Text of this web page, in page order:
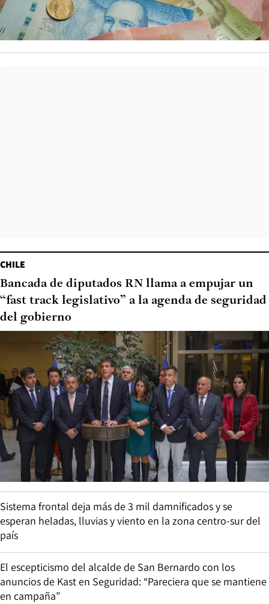
CHILE
Bancada de diputados RN llama a empujar un
“fast track legislativo” a la agenda de seguridad
del gobierno
Sistema frontal deja más de 3 mil damnificados y se
esperan heladas, lluvias y viento en la zona centro-sur del
país
El escepticismo del alcalde de San Bernardo con los
anuncios de Kast en Seguridad: “Pareciera que se mantiene
en campaña”